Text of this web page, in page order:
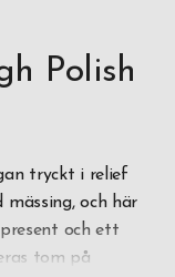
Polish
tryckt i relief
och här
och ett
tom på